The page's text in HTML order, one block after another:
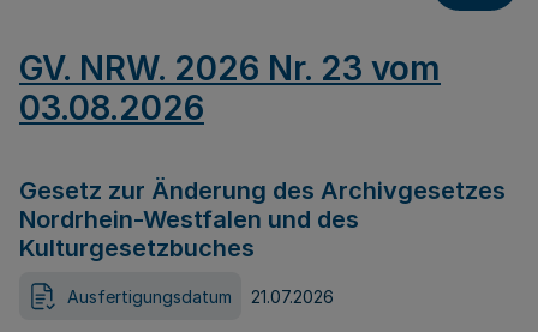
GV. NRW. 2026 Nr. 23 vom
03.08.2026
Gesetz zur Änderung des Archivgesetzes
Nordrhein-Westfalen und des
Kulturgesetzbuches
Ausfertigungsdatum 21.07.2026